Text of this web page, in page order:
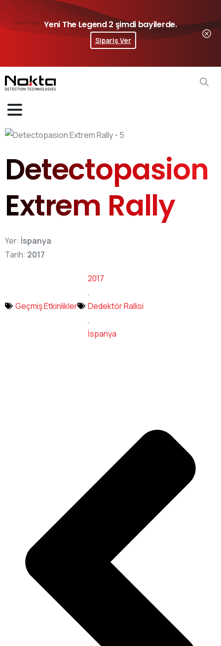
Yeni The Legend 2 şimdi bayilerde.
Sipariş Ver
Detectopasion
Extrem Rally
Yer: İspanya
Tarih: 2017
Geçmiş Etkinlikler
2017
,
Dedektör Rallisi
,
İspanya